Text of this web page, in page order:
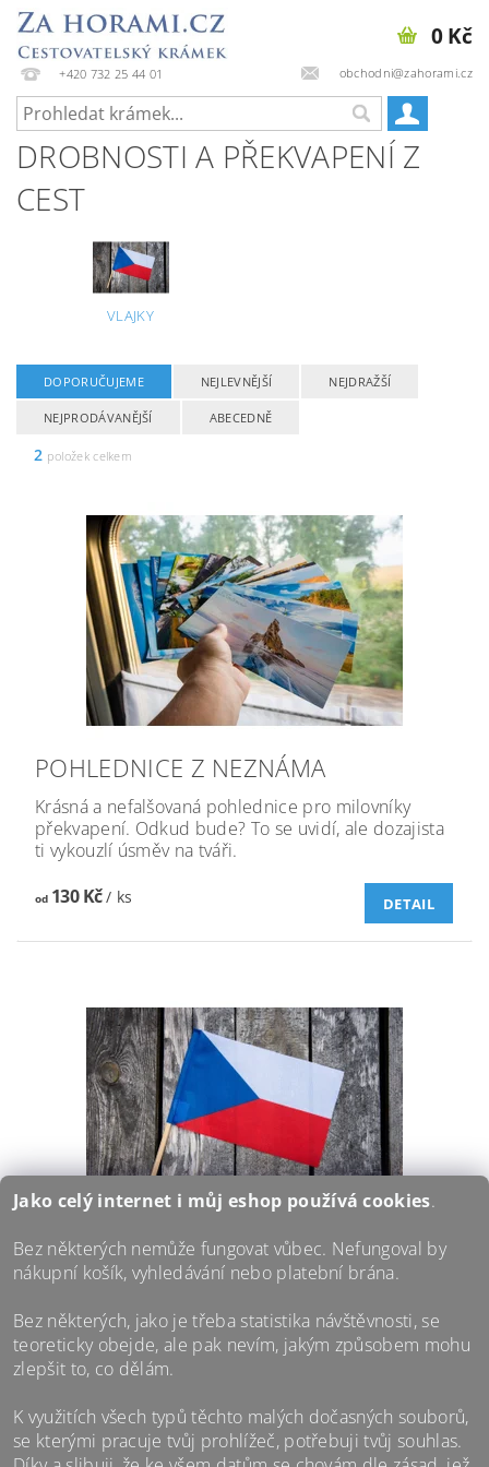
+420 732 25 44 01 obchodni@zahorami.cz
0 Kč
DROBNOSTI A PŘEKVAPENÍ Z
CEST
VLAJKY
DOPORUČUJEME NEJLEVNĚJŠÍ NEJDRAŽŠÍ
NEJPRODÁVANĚJŠÍ ABECEDNĚ
2 položek celkem
POHLEDNICE Z NEZNÁMA
Krásná a nefalšovaná pohlednice pro milovníky
překvapení. Odkud bude? To se uvidí, ale dozajista
ti vykouzlí úsměv na tváři.
od130 Kč/ ks DETAIL
ČESKÁ VLAJKA 12 X 18 CM
rozměrech 12 x 18 cm. Součástí balení je krátká
dřevěná tyčka, kterou můžeš a nemusíš využít.
Jako celý internet i můj eshop používá cookies.
Bez některých nemůže fungovat vůbec. Nefungoval by
nákupní košík, vyhledávání nebo platební brána.
Bez některých, jako je třeba statistika návštěvnosti, se
teoreticky obejde, ale pak nevím, jakým způsobem mohu
zlepšit to, co dělám.
K využitích všech typů těchto malých dočasných souborů,
se kterými pracuje tvůj prohlížeč, potřebuji tvůj souhlas.